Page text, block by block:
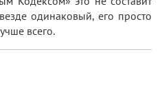
одинаковый, его просто
всего.